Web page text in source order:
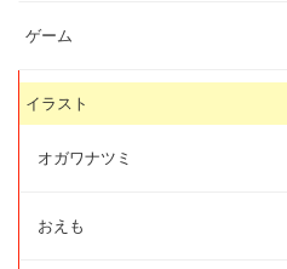
ゲーム
イラスト
オガワナツミ
おえも